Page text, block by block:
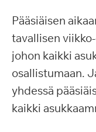
Pääsiäisen
tavallisen
johon kaikki
osallistumaan.
yhdessä
kaikki